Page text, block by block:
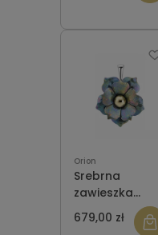
Orion
Srebrna
zawieszka
ORZA042
ZIELONY KWIAT
679,00 zł